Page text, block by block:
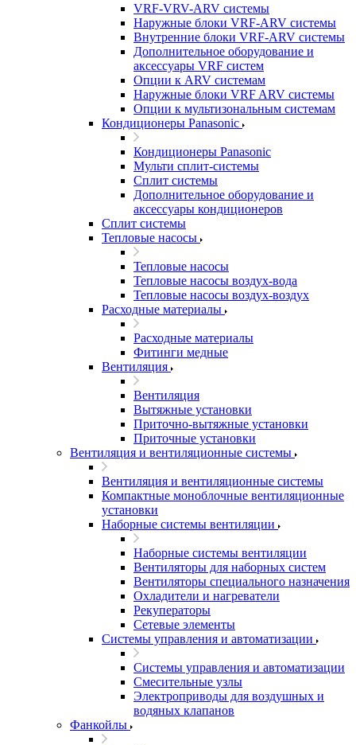
VRF-VRV-ARV системы
Наружные блоки VRF-ARV системы
Внутренние блоки VRF-ARV системы
Дополнительное оборудование и
аксессуары VRF систем
Опции к ARV системам
Наружные блоки VRF ARV системы
Опции к мультизональным системам
Кондиционеры Panasonic
Кондиционеры Panasonic
Мульти сплит-системы
Сплит системы
Дополнительное оборудование и
аксессуары кондиционеров
Сплит системы
Тепловые насосы
Тепловые насосы
Тепловые насосы воздух-вода
Тепловые насосы воздух-воздух
Расходные материалы
Расходные материалы
Фитинги медные
Вентиляция
Вентиляция
Вытяжные установки
Приточно-вытяжные установки
Приточные установки
Вентиляция и вентиляционные системы
Вентиляция и вентиляционные системы
Компактные моноблочные вентиляционные
установки
Наборные системы вентиляции
Наборные системы вентиляции
Вентиляторы для наборных систем
Вентиляторы специального назначения
Охладители и нагреватели
Рекуператоры
Сетевые элементы
Системы управления и автоматизации
Системы управления и автоматизации
Смесительные узлы
Электроприводы для воздушных и
водяных клапанов
Фанкойлы